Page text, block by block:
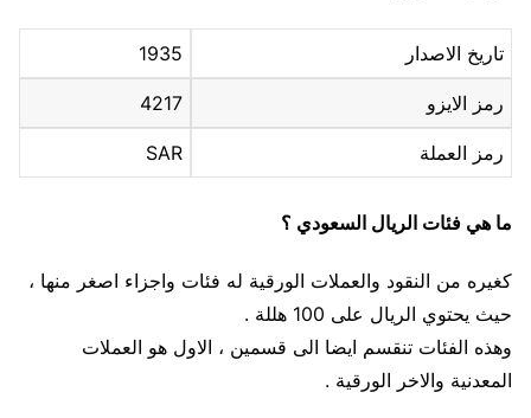
تاريخ الاصدار 1935
رمز الايزو 4217
رمز العملة SAR
ما هي فئات الريال السعودي ؟
كغيره من النقود والعملات الورقية له فئات واجزاء اصغر منها ،
حيث يحتوي الريال على 100 هللة .
وهذه الفئات تنقسم ايضا الى قسمين ، الاول هو العملات
المعدنية والاخر الورقية .